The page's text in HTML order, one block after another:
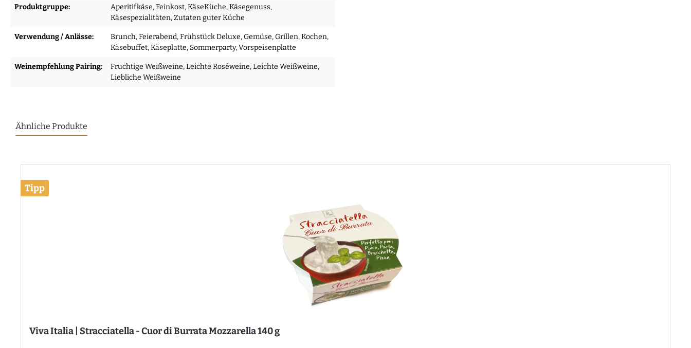
Produktgruppe: Aperitifkäse, Feinkost, KäseKüche, Käsegenuss,
Käsespezialitäten, Zutaten guter Küche
Verwendung / Anlässe: Brunch, Feierabend, Frühstück Deluxe, Gemüse, Grillen, Kochen,
Käsebuffet, Käseplatte, Sommerparty, Vorspeisenplatte
Weinempfehlung Pairing: Fruchtige Weißweine, Leichte Roséweine, Leichte Weißweine,
Liebliche Weißweine
Ähnliche Produkte
Tipp
Viva Italia | Stracciatella - Cuor di Burrata Mozzarella 140 g